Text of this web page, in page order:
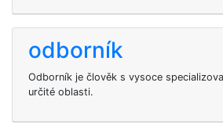
odborník
Odborník je člověk s vysoce
určité oblasti.